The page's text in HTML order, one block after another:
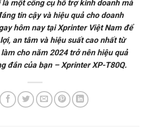
một công cụ hỗ trợ kinh doanh mà
tin cậy và hiệu quả cho doanh
hôm nay tại Xprinter Việt Nam để
an tâm và hiệu suất cao nhất từ
cho năm 2024 trở nên hiệu quả
đắn của bạn – Xprinter XP-T80Q.